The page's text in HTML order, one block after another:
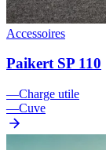
Accessoires
Paikert SP 110
—Charge utile
—Cuve